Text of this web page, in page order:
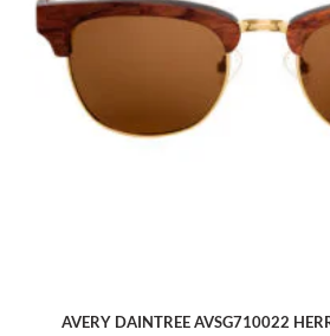
AVERY DAINTREE AVSG710022